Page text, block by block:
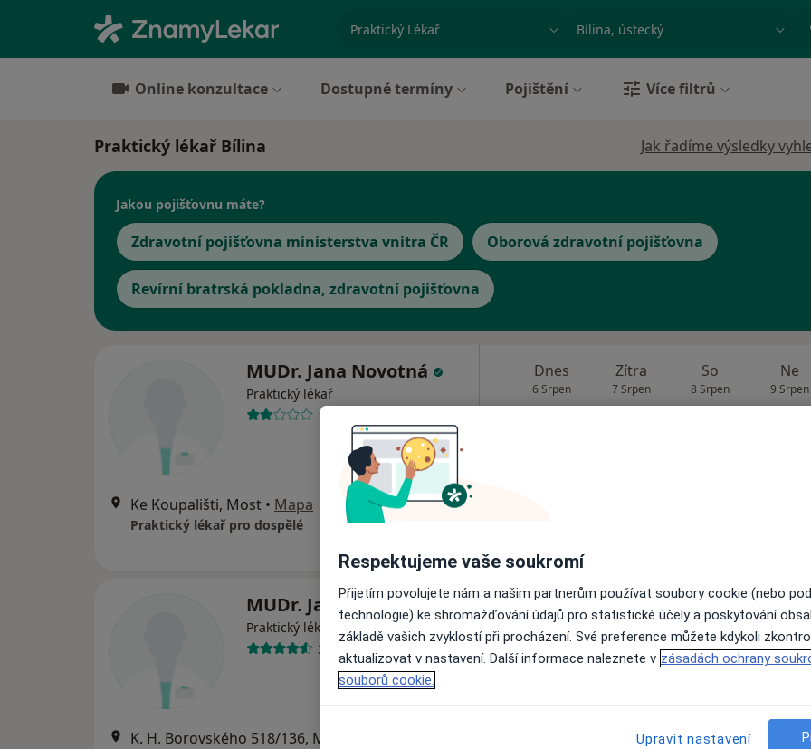
specializace, nemoc nebo příjmení Město nebo region
Online konzultace Dostupné termíny Pojištění Více filtrů
Praktický lékař Bílina Jak řadíme výsledky
Jakou pojišťovnu máte?
Zdravotní pojišťovna ministerstva vnitra ČR Oborová zdravotní pojišťovna
Revírní bratrská pokladna, zdravotní pojišťovna
MUDr. Jana Novotná
Praktický lékař
1 názor
Ke Koupališti, Most • Mapa
Praktický lékař pro dospělé
Dnes
6 Srpen
Zítra
7 Srpen
So
8 Srpen
Ne
9 Srpen
MUDr. Jarmila Valná
Praktický lékař
24 názorů
K. H. Borovského 518/136, Most
Dnes
6 Srpen
Zítra
7 Srpen
So
8 Srpen
Ne
9 Srpen
Respektujeme vaše soukromí
Přijetím povolujete nám a našim partnerům používat soubory cookie (nebo
technologie) ke shromažďování údajů pro statistické účely a poskytování
základě vašich zvyklostí při procházení. Své preference můžete kdykoli
aktualizovat v nastavení. Další informace naleznete v zásadách ochrany
souborů cookie.
Upravit nastavení